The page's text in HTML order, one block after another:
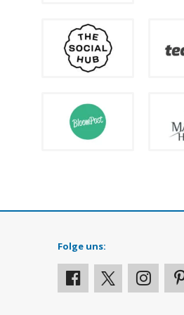
Folge uns: